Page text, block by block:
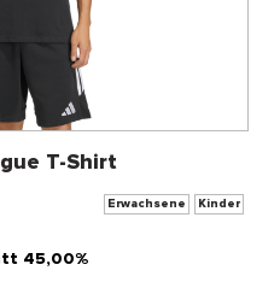
T-Shirt
Erwachsene Kinder
45,00%